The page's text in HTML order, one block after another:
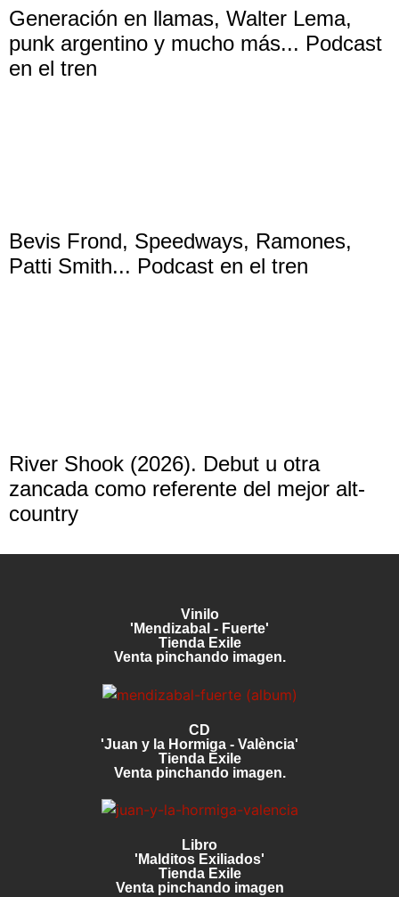
Generación en llamas, Walter Lema,
punk argentino y mucho más... Podcast
en el tren
Bevis Frond, Speedways, Ramones,
Patti Smith... Podcast en el tren
River Shook (2026). Debut u otra
zancada como referente del mejor alt-
country
Vinilo
'Mendizabal - Fuerte'
Tienda Exile
Venta pinchando imagen.
CD
'Juan y la Hormiga - València'
Tienda Exile
Venta pinchando imagen.
Libro
'Malditos Exiliados'
Tienda Exile
Venta pinchando imagen